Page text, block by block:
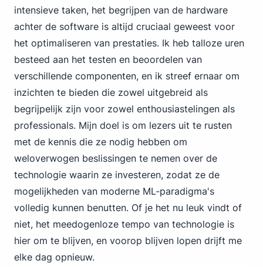
intensieve taken, het begrijpen van de hardware
achter de software is altijd cruciaal geweest voor
het optimaliseren van prestaties. Ik heb talloze uren
besteed aan het testen en beoordelen van
verschillende componenten, en ik streef ernaar om
inzichten te bieden die zowel uitgebreid als
begrijpelijk zijn voor zowel enthousiastelingen als
professionals. Mijn doel is om lezers uit te rusten
met de kennis die ze nodig hebben om
weloverwogen beslissingen te nemen over de
technologie waarin ze investeren, zodat ze de
mogelijkheden van moderne ML-paradigma's
volledig kunnen benutten. Of je het nu leuk vindt of
niet, het meedogenloze tempo van technologie is
hier om te blijven, en voorop blijven lopen drijft me
elke dag opnieuw.